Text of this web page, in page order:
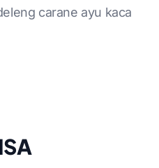
carane ayu kaca